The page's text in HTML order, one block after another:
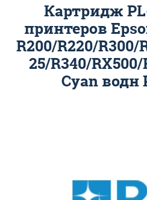
Картридж
принтеров
R200/R220/R300/
25/R340/
Cyan водн